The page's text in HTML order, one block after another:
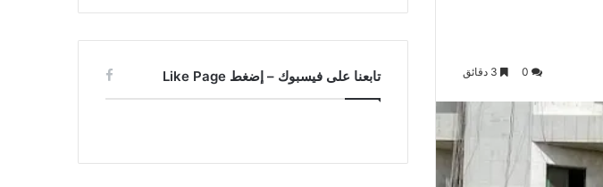
تابعنا على فيسبوك – إضغط Like Page